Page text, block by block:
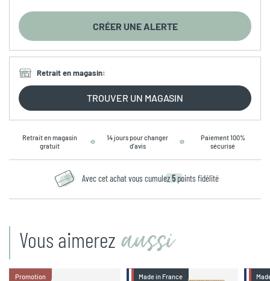
CRÉER UNE ALERTE
Retrait en magasin:
TROUVER UN MAGASIN
Retrait en magasin
gratuit
14 jours pour changer
d’avis
Paiement 100%
sécurisé
Avec cet achat vous cumulez5 points fidélité
Vous aimerez aussi
Promotion Made in France